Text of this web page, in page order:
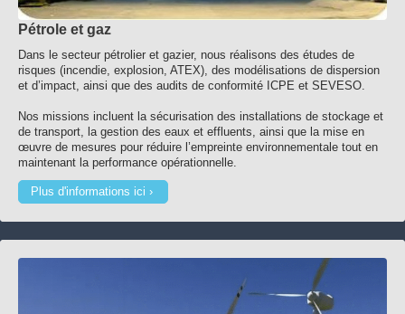
Pétrole et gaz
Dans le secteur pétrolier et gazier, nous réalisons des études de
risques (incendie, explosion, ATEX), des modélisations de dispersion
et d’impact, ainsi que des audits de conformité ICPE et SEVESO.
Nos missions incluent la sécurisation des installations de stockage et
de transport, la gestion des eaux et effluents, ainsi que la mise en
œuvre de mesures pour réduire l’empreinte environnementale tout en
maintenant la performance opérationnelle.
Plus d'informations ici